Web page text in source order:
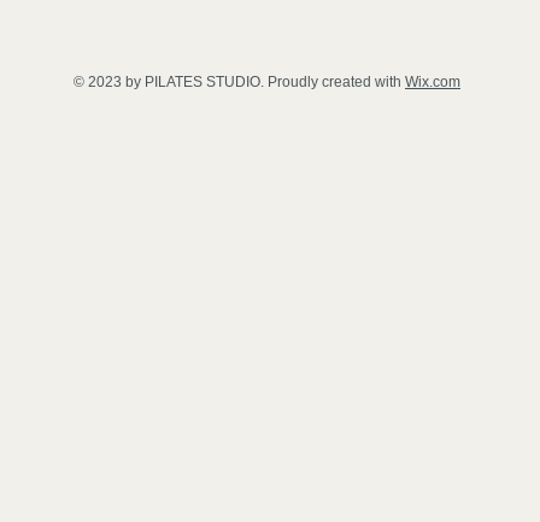
© 2023 by PILATES STUDIO. Proudly created with Wix.com